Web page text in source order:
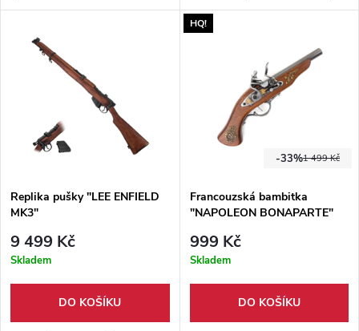
pohyblivý mechanizmus, po
zbraň cvakne. Jedná se o
střelby neschopnou repliku.
Denix, která Vás přenese přímo
do období galantních duelů a
Replika pušky "LEE ENFIELD
MK3"
9 499 Kč
Skladem
DO KOŠÍKU
HQ!
1 499 Kč
-33%
Francouzská bambitka
"NAPOLEON BONAPARTE"
999 Kč
Skladem
DO KOŠÍKU